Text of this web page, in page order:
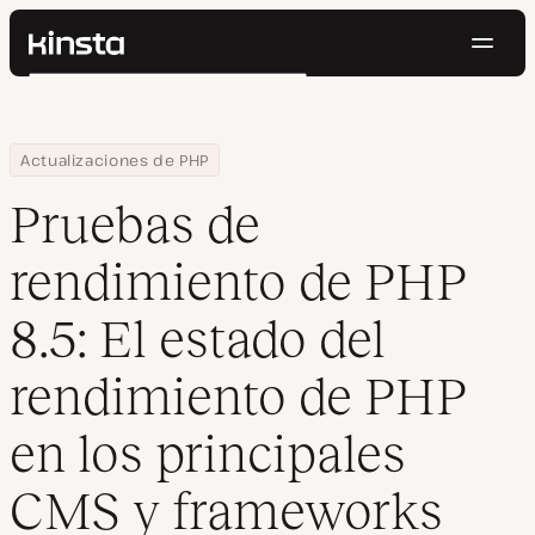
Kinsta®
Precios
Contacto
Buscar
Home
Centro de Recursos
Blog
Actualizaciones de PHP
Pruebas de rendimiento de PHP 8.5: El estado del rendimiento
Pruebas de
rendimiento de PHP
8.5: El estado del
rendimiento de PHP
en los principales
CMS y frameworks